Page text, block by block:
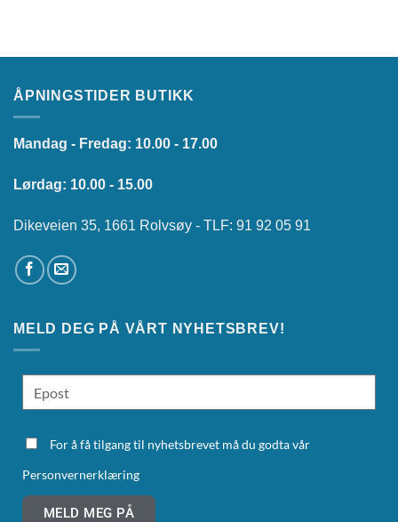
ÅPNINGSTIDER BUTIKK
Mandag - Fredag: 10.00 - 17.00
Lørdag: 10.00 - 15.00
Dikeveien 35, 1661 Rolvsøy - TLF: 91 92 05 91
MELD DEG PÅ VÅRT NYHETSBREV!
For å få tilgang til nyhetsbrevet må du godta vår
Personvernerklæring
MELD MEG PÅ